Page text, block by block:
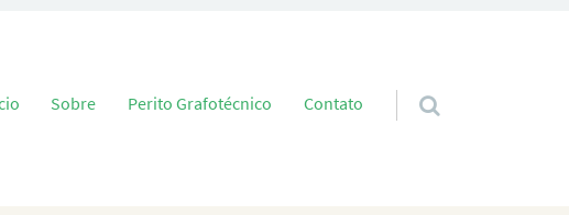
para o conteúdo
Sobre Perito Grafotécnico Contato